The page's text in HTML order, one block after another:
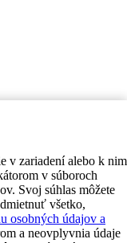
v zariadení alebo k nim
v súboroch
Svoj súhlas môžete
všetko,
osobných údajov a
a neovplyvnia údaje